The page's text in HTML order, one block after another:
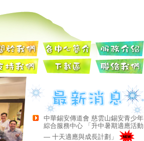
中華錫安傳道會 慈雲山錫安青少年
綜合服務中心 「升中暑期適應活動
— 十天適應與成長計劃」